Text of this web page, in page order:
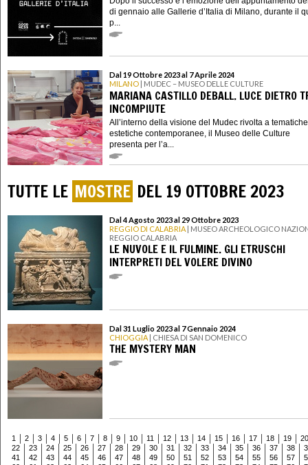
di gennaio alle Gallerie d’Italia di Milano, durante il
p...
Dal 19 Ottobre 2023 al 7 Aprile 2024
MILANO | MUDEC – MUSEO DELLE CULTURE
MARIANA CASTILLO DEBALL. LUCE DIETRO
INCOMPIUTE
All’interno della visione del Mudec rivolta a
estetiche contemporanee, il Museo delle Culture
presenta per l’a...
TUTTE LE MOSTRE DEL 19 OTTOBRE 2023
Dal 4 Agosto 2023 al 29 Ottobre 2023
REGGIO DI CALABRIA | MUSEO ARCHEOLOGICO
REGGIO CALABRIA
LE NUVOLE E IL FULMINE. GLI ETRUSCHI
INTERPRETI DEL VOLERE DIVINO
Dal 31 Luglio 2023 al 7 Gennaio 2024
CHIOGGIA | CHIESA DI SAN DOMENICO
THE MYSTERY MAN
1 2 3 4 5 6 7 8 9 10 11 12 13 14 15 16 17 18 19
20
22
23 24 25 26 27 28 29 30 31 32 33 34 35 36 37 38
41
42 43 44 45 46 47 48 49 50 51 52 53 54 55 56 57